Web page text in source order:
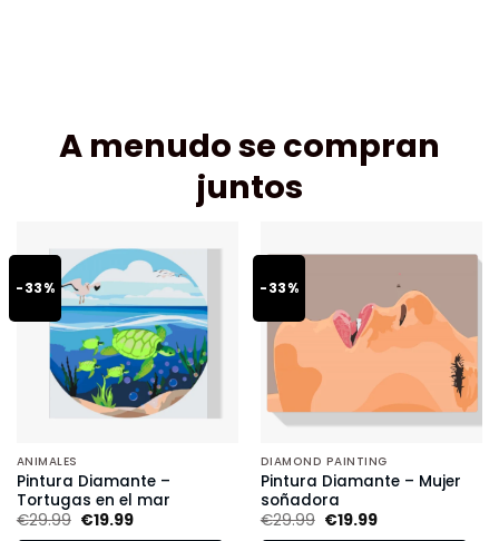
A menudo se compran
juntos
-33%
ANIMALES
Pintura Diamante –
Tortugas en el mar
€29.99 €19.99
-33%
DIAMOND PAINTING
Pintura Diamante – Mujer
soñadora
€29.99 €19.99